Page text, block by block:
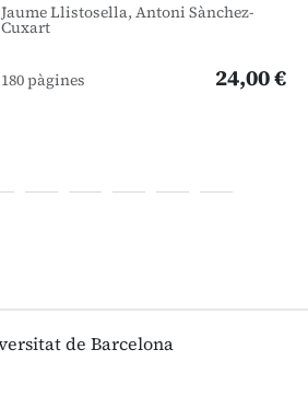
Jaume Llistosella, Antoni Sànchez-
Cuxart
180 pàgines 24,00 €